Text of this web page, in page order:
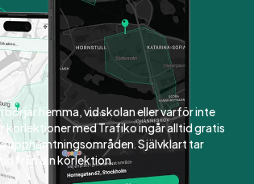
med
hemma, vid skolan eller varför inte
körlektioner med Trafiko ingår alltid gratis
upphämtningsområden. Självklart tar
från din körlektion.